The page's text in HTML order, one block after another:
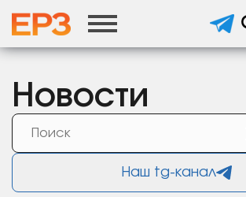
Новости
Наш tg-канал